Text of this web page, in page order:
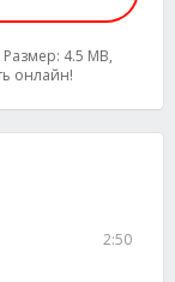
4.5 MB,
онлайн!
2:50